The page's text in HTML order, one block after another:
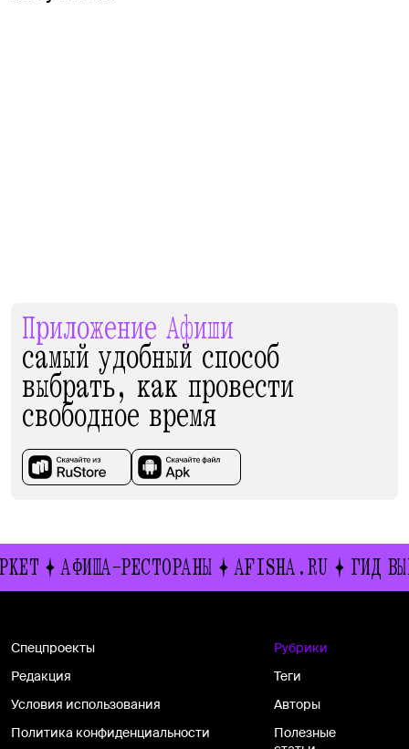
Приложение Афиши
самый удобный способ
выбрать, как провести
свободное время
AFISHA.RU ГИД ВЫХОДНОГО ДНЯ
Спецпроекты
Редакция
Условия использования
Политика конфиденциальности
Рубрики
Теги
Авторы
Полезные